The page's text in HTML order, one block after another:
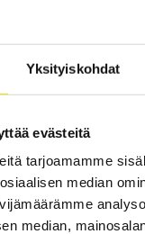
Yksityiskohdat
evästeitä
tarjoamamme
median
median,
CA6547 &
Eristysvastustesterit
40...5000 V:n digitaaliset
/ IP53 (avattuna)